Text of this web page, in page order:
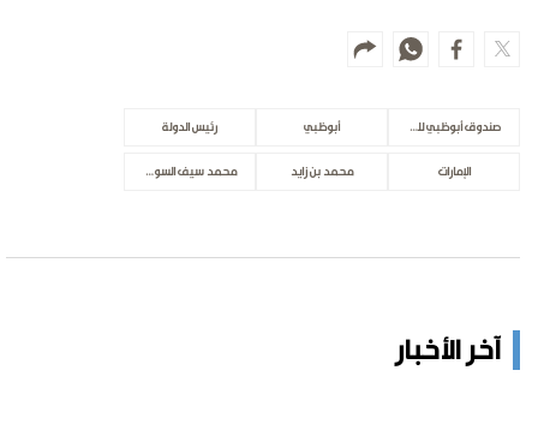
صندوق أبوظبي للتنمية أبوظبي رئيس الدولة
الإمارات محمد بن زايد محمد سيف السويدي
آخر الأخبار